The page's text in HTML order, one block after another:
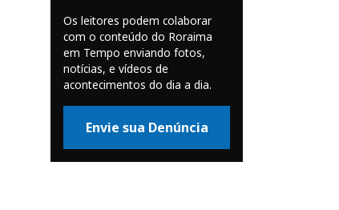
Os leitores podem colaborar
com o conteúdo do Roraima
em Tempo enviando fotos,
notícias, e vídeos de
acontecimentos do dia a dia.
Envie sua Denúncia